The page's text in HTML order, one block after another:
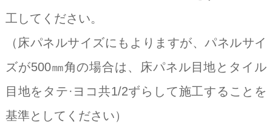
工してください。
（床パネルサイズにもよりますが、パネルサイ
ズが500㎜角の場合は、床パネル目地とタイル
目地をタテ·ヨコ共1/2ずらして施工することを
基準としてください）